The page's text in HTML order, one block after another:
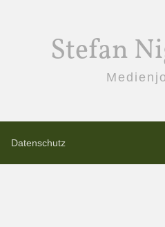
Stefan
Datenschutz